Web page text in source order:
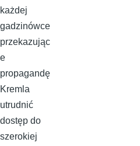
każdej
gadzinówce
przekazując
e
propagandę
Kremla
utrudnić
dostęp do
szerokiej